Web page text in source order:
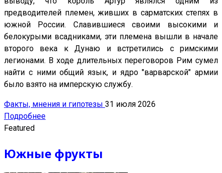
предводителей племен, живших в сарматских степях в
южной России. Славившиеся своими высокими и
белокурыми всадниками, эти племена вышли в начале
второго века к Дунаю и встретились с римскими
легионами. В ходе длительных переговоров Рим сумел
найти с ними общий язык, и ядро "варварской" армии
было взято на имперскую службу.
Факты, мнения и гипотезы 31 июля 2026
Подробнее
Featured
Южные фрукты